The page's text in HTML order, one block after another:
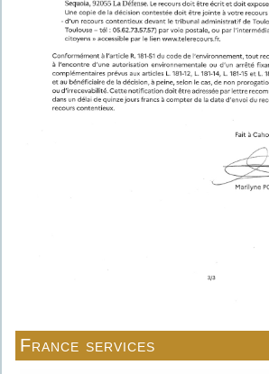
France services